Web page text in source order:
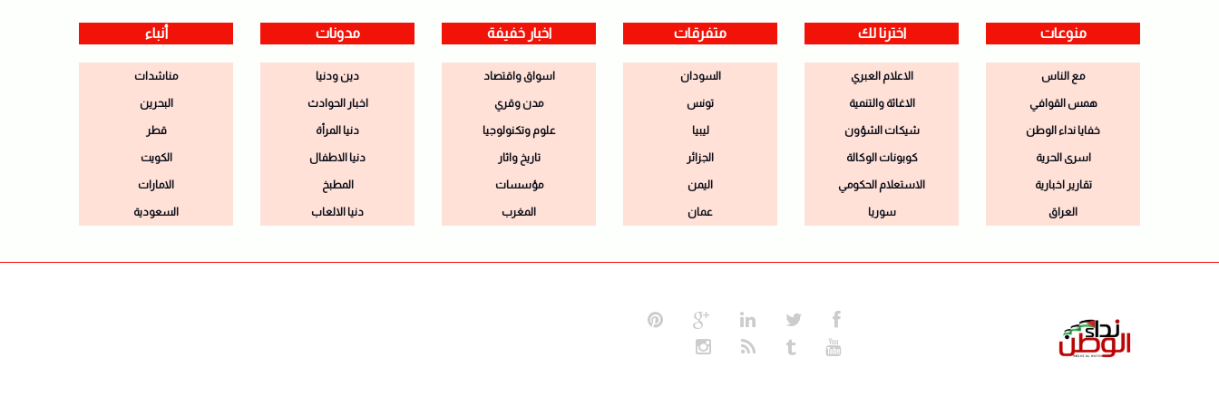
منوعات
مع الناس
همس القوافي
خفايا نداء الوطن
اسرى الحرية
تقارير اخبارية
العراق
اخترنا لك
الاعلام العبري
الاغاثة والتنمية
شيكات الشؤون
كوبونات الوكالة
الاستعلام الحكومي
سوريا
متفرقات
السودان
تونس
ليبيا
الجزائر
اليمن
عمان
اخبار خفيفة
اسواق واقتصاد
مدن وقري
علوم وتكنولوجيا
تاريخ واثار
مؤسسات
المغرب
مدونات
دين ودنيا
اخبار الحوادث
دنيا المرأة
دنيا الاطفال
المطبخ
دنيا الالعاب
أنباء
مناشدات
البحرين
قطر
الكويت
الامارات
السعودية